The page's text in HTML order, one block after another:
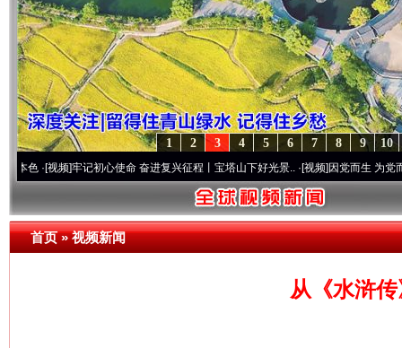
10
9
8
7
6
5
4
3
2
1
牢记初心使命 奋进复兴征程丨宝塔山下好光景..·[视频]因党而生 为党而战——百
首页»视频新闻
从《水浒